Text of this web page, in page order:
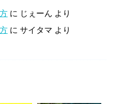
に じぇーん より
に サイタマ より